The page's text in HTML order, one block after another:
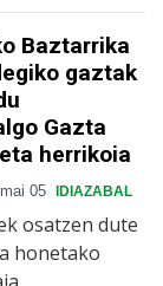
Baztarrika
gaztak
Gazta
herrikoia
05 IDIAZABAL
osatzen dute
honetako